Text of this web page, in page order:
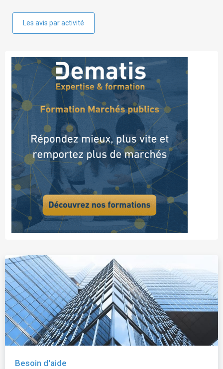
Les avis par activité
Besoin d'aide